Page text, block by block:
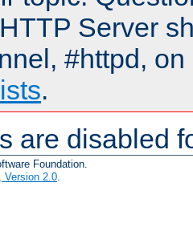
Server
#httpd,
.
are disabled
Foundation.
Version 2.0